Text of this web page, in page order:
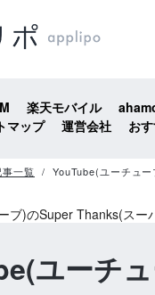
楽天モバイル
マップ 運営会社 お
一覧 YouTube(ユーチュ
ユーチ